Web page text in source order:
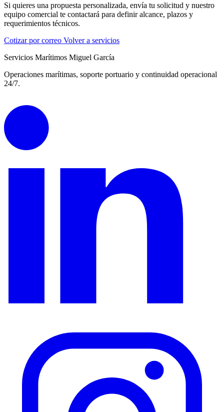
Si quieres una propuesta personalizada, envía tu solicitud y nuestro
equipo comercial te contactará para definir alcance, plazos y
requerimientos técnicos.
Cotizar por correo Volver a servicios
Servicios Marítimos Miguel García
Operaciones marítimas, soporte portuario y continuidad operacional
24/7.